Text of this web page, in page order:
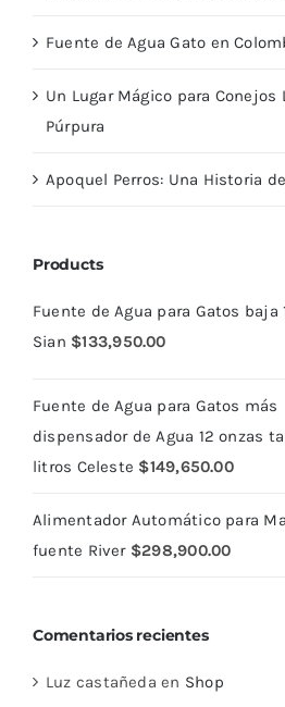
Fuente de Agua Gato en
Un Lugar Mágico para Conejos
Púrpura
Apoquel Perros: Una Historia
Products
Fuente de Agua para Gatos baja
Sian $133,950.00
Fuente de Agua para Gatos más
dispensador de Agua 12 onzas
litros Celeste $149,650.00
Alimentador Automático para
fuente River $298,900.00
Comentarios recientes
Luz castañeda en Shop